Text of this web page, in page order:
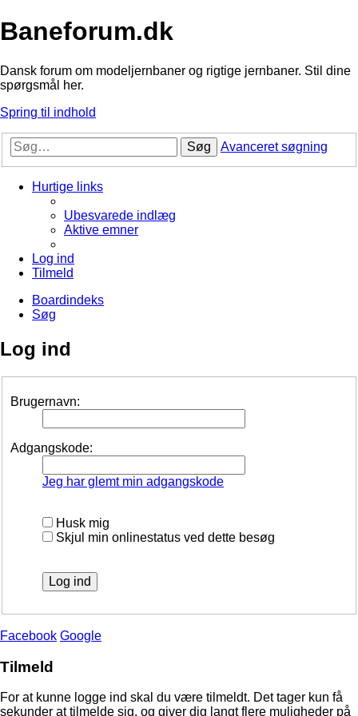
Baneforum.dk
Dansk forum om modeljernbaner og rigtige jernbaner. Stil dine
spørgsmål her.
Spring til indhold
Søg Avanceret søgning
Hurtige links
Ubesvarede indlæg
Aktive emner
Log ind
Tilmeld
Boardindeks
Søg
Log ind
Brugernavn:
Adgangskode:
Jeg har glemt min adgangskode
Husk mig
Skjul min onlinestatus ved dette besøg
Facebook Google
Tilmeld
For at kunne logge ind skal du være tilmeldt. Det tager kun få
sekunder at tilmelde sig, og giver dig langt flere muligheder på